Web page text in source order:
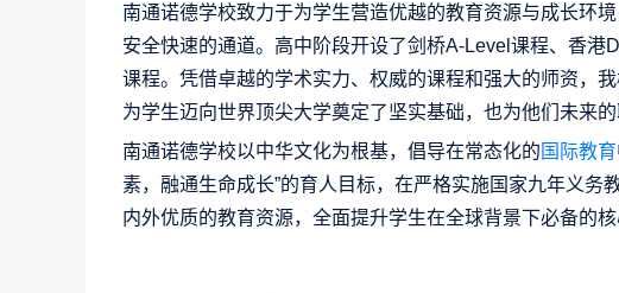
南通诺德学校致力于为学生营造优越的教育资源与成长环
安全快速的通道。高中阶段开设了剑桥A-Level课程、香港
课程。凭借卓越的学术实力、权威的课程和强大的师资，
为学生迈向世界顶尖大学奠定了坚实基础，也为他们未来
南通诺德学校以中华文化为根基，倡导在常态化的 国际教育
素，融通生命成长”的育人目标，在严格实施国家九年义务
内外优质的教育资源，全面提升学生在全球背景下必备的核